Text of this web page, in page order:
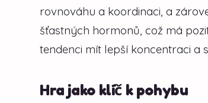
rovnováhu a koordinaci, a
šťastných hormonů, což má
tendenci mít lepší koncentraci a
Hra jako klíč k pohybu